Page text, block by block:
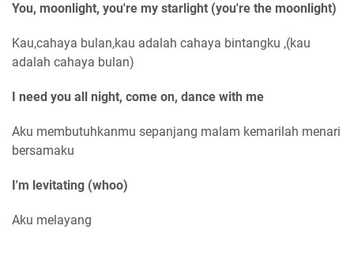
You, moonlight, you're my starlight (you're the moonlight)
Kau,cahaya bulan,kau adalah cahaya bintangku ,(kau
adalah cahaya bulan)
I need you all night, come on, dance with me
Aku membutuhkanmu sepanjang malam kemarilah menari
bersamaku
I'm levitating (whoo)
Aku melayang